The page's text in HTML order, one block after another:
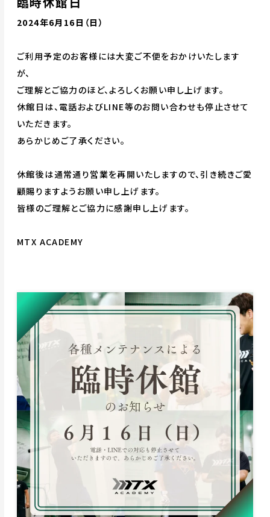
2024年6月16日（日）
ご利用予定のお客様には大変ご不便をおかけいたします
が、
ご理解とご協力のほど、よろしくお願い申し上げます。
休館日は、電話およびLINE等のお問い合わせも停止させて
いただきます。
あらかじめご了承ください。
休館後は通常通り営業を再開いたしますので、引き続きご愛
顧賜りますようお願い申し上げます。
皆様のご理解とご協力に感謝申し上げます。
MTX ACADEMY